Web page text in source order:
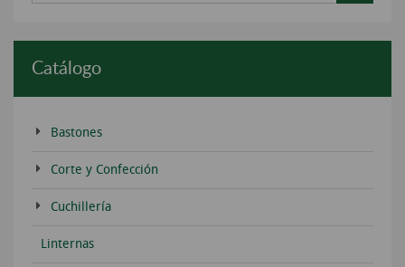
Catálogo
Bastones
Corte y Confección
Cuchillería
Linternas